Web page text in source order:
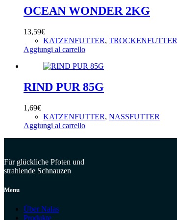
OCEAN WONDER 2KG
13,59€
KATZENFUTTER, TROCKENFUTTER
Aggiungi al carrello
RIND PUR 85G
1,69€
KATZENFUTTER, NASSFUTTER
Aggiungi al carrello
Für glückliche Pfoten und
strahlende Schnauzen
Menu
Über Nalas
Produkte